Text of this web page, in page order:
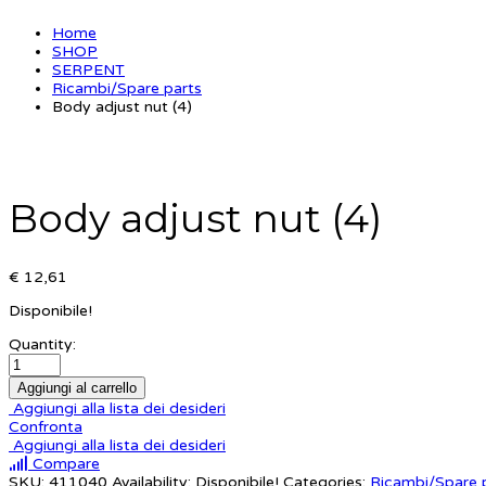
Home
SHOP
SERPENT
Ricambi/Spare parts
Body adjust nut (4)
Body adjust nut (4)
€ 12,61
Disponibile!
Quantity:
Aggiungi al carrello
Aggiungi alla lista dei desideri
Confronta
Aggiungi alla lista dei desideri
Compare
SKU: 411040 Availability: Disponibile! Categories: Ricambi/Spare